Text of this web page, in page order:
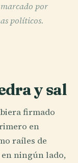
por
políticos.
y sal
firmado
en
raíles de
ningún lado,